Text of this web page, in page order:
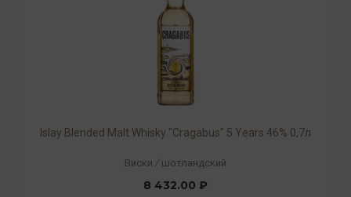
Islay Blended Malt Whisky "Cragabus" 5 Years 46% 0,7л
Виски / шотландский
8 432.00 ₽